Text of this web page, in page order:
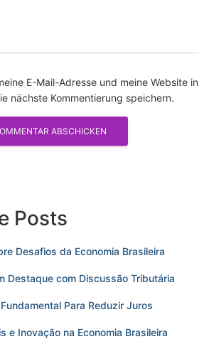
E-Mail-Adresse und meine Website in
nächste Kommentierung speichern.
Posts
Desafios da Economia Brasileira
Destaque com Discussão Tributária
Para Reduzir Juros
e Inovação na Economia Brasileira